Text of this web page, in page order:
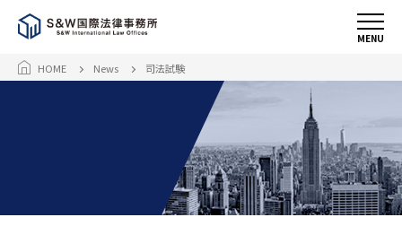
MENU
HOME News 司法試験